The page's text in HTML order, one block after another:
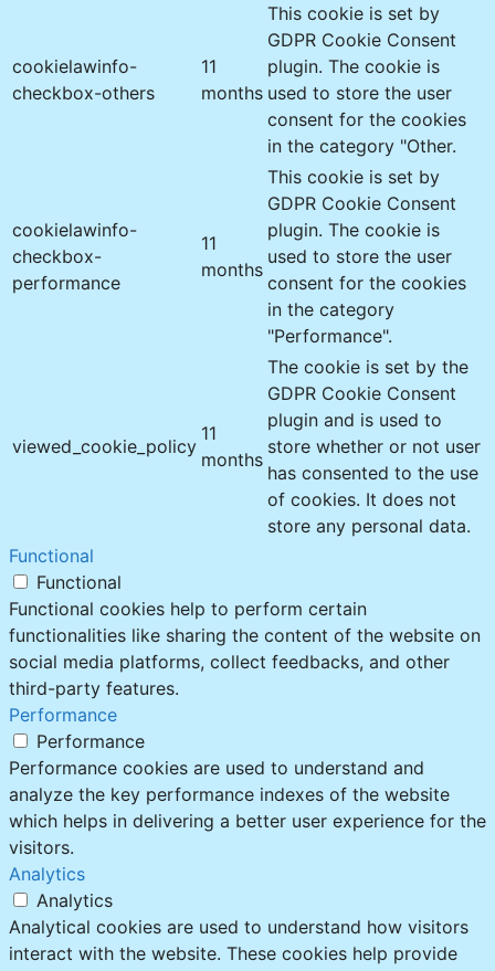
cookielawinfo-
checkbox-others
11
months
This cookie is set by
GDPR Cookie Consent
plugin. The cookie is
used to store the user
consent for the cookies
in the category "Other.
cookielawinfo-
checkbox-
performance
11
months
This cookie is set by
GDPR Cookie Consent
plugin. The cookie is
used to store the user
consent for the cookies
in the category
"Performance".
viewed_cookie_policy
11
months
The cookie is set by the
GDPR Cookie Consent
plugin and is used to
store whether or not user
has consented to the use
of cookies. It does not
store any personal data.
Functional
Functional
Functional cookies help to perform certain
functionalities like sharing the content of the website on
social media platforms, collect feedbacks, and other
third-party features.
Performance
Performance
Performance cookies are used to understand and
analyze the key performance indexes of the website
which helps in delivering a better user experience for the
visitors.
Analytics
Analytics
Analytical cookies are used to understand how visitors
interact with the website. These cookies help provide